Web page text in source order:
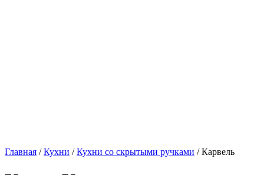
Главная /Кухни /Кухни со скрытыми ручками / Карвель